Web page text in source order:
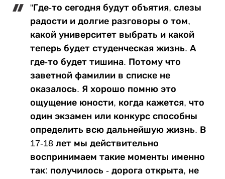
"Где-то сегодня будут объятия, слезы
радости и долгие разговоры о том,
какой университет выбрать и какой
теперь будет студенческая жизнь. А
где-то будет тишина. Потому что
заветной фамилии в списке не
оказалось. Я хорошо помню это
ощущение юности, когда кажется, что
один экзамен или конкурс способны
определить всю дальнейшую жизнь. В
17-18 лет мы действительно
воспринимаем такие моменты именно
так: получилось - дорога открыта, не